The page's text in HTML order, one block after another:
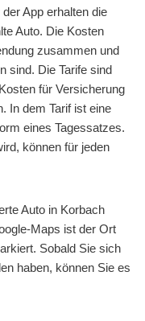
App erhalten die
Auto. Die Kosten
zusammen und
sind. Die Tarife sind
für Versicherung
In dem Tarif ist eine
eines Tagessatzes.
können für jeden
Auto in Korbach
Maps ist der Ort
Sobald Sie sich
haben, können Sie es